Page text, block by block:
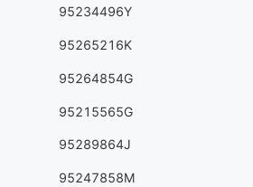
95234496Y
95265216K
95264854G
95215565G
95289864J
95247858M